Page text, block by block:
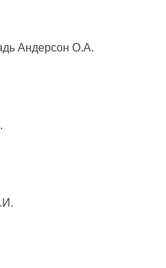
Андерсон О.А.